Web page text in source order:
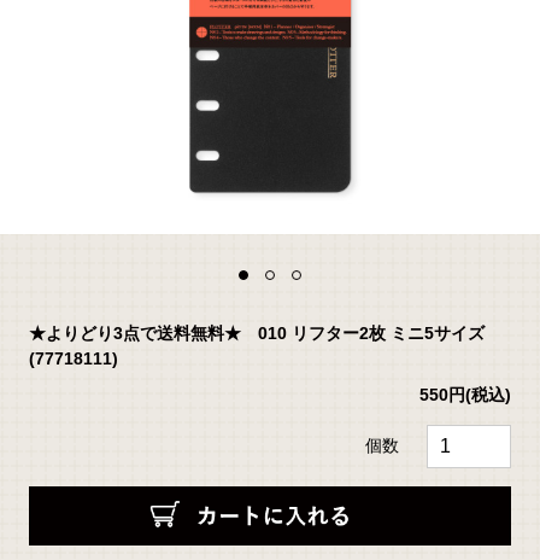
★よりどり3点で送料無料★ 010 リフター2枚 ミニ5サイズ
(77718111)
550円(税込)
個数